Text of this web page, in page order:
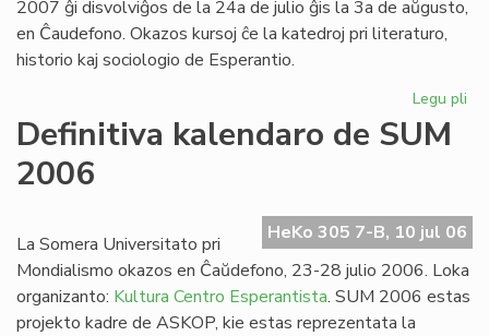
2007 ĝi disvolviĝos de la 24a de julio ĝis la 3a de aŭgusto,
en Ĉaudefono. Okazos kursoj ĉe la katedroj pri literaturo,
historio kaj sociologio de Esperantio.
Legu pli
Definitiva kalendaro de SUM
2006
HeKo 305 7-B, 10 jul 06
La Somera Universitato pri
Mondialismo okazos en Ĉaŭdefono, 23-28 julio 2006. Loka
organizanto: Kultura Centro Esperantista. SUM 2006 estas
projekto kadre de ASKOP, kie estas reprezentata la